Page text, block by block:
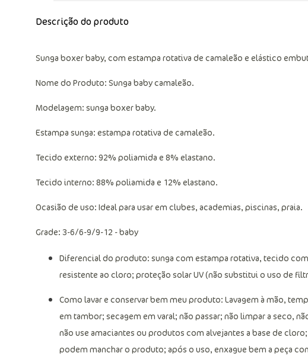
Descrição do produto
Sunga boxer baby, com estampa rotativa de camaleão e elástico
Nome do Produto: Sunga baby camaleão.
Modelagem: sunga boxer baby.
Estampa sunga: estampa rotativa de camaleão.
Tecido externo: 92% poliamida e 8% elastano.
Tecido interno: 88% poliamida e 12% elastano.
Ocasião de uso: Ideal para usar em clubes, academias, piscinas, praia.
Grade: 3-6/6-9/9-12 - baby
Diferencial do produto: sunga com estampa rotativa, tecido
resistente ao cloro; proteção solar UV (não substitui o uso de
Como lavar e conservar bem meu produto: Lavagem à mão,
em tambor; secagem em varal; não passar; não limpar a seco,
não use amaciantes ou produtos com alvejantes a base de
podem manchar o produto; após o uso, enxague bem a peça